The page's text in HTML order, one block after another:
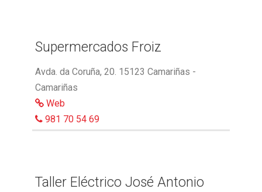
Supermercados Froiz
Avda. da Coruña, 20. 15123 Camariñas -
Camariñas
Web
981 70 54 69
Taller Eléctrico José Antonio